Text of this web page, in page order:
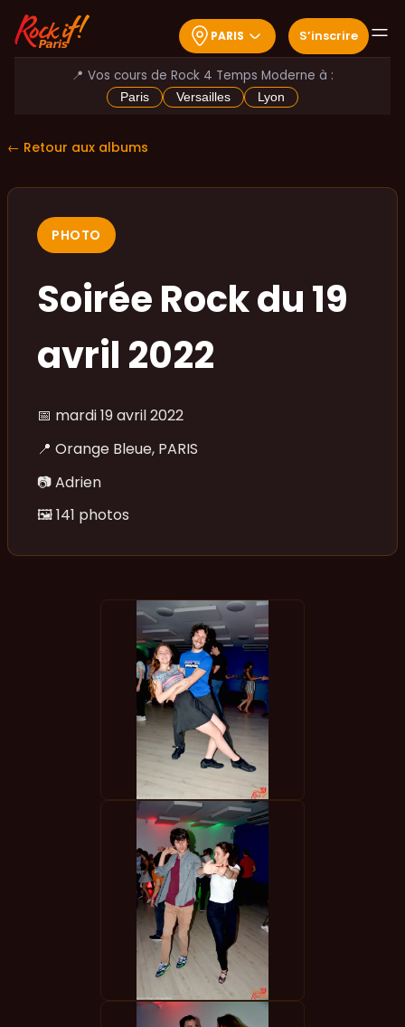
PARIS S’inscrire
📍 Vos cours de Rock 4 Temps Moderne à :
Paris Versailles Lyon
← Retour aux albums
PHOTO
Soirée Rock du 19
avril 2022
📅 mardi 19 avril 2022
📍 Orange Bleue, PARIS
📷Adrien
🖼️141 photos